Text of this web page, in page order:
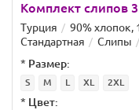
Комплект слипов
Турция 90% хлопок,
Стандартная
Слипы
* Размер:
S M L XL 2XL
* Цвет: